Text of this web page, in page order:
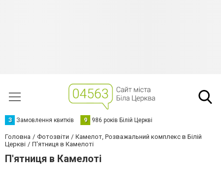
З Замовлення квитків 9 986 років Білій Церкві
Головна Фотозвіти
Камелот, Розважальний комплекс в Білій
Церкві
П'ятниця в Камелоті
П'ятниця в Камелоті